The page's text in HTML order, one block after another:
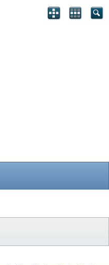
3.6.1 ©2011, Crawlability,